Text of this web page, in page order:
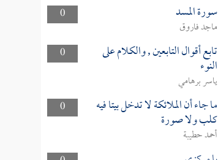
0
سورة المسد
ماجد فاروق
0
تابع أقوال التابعين , والكلام على
النوء
ياسر برهامي
0
ما جاء أن الملائكة لا تدخل بيتا فيه
كلب ولا صورة
أحمد حطيبة